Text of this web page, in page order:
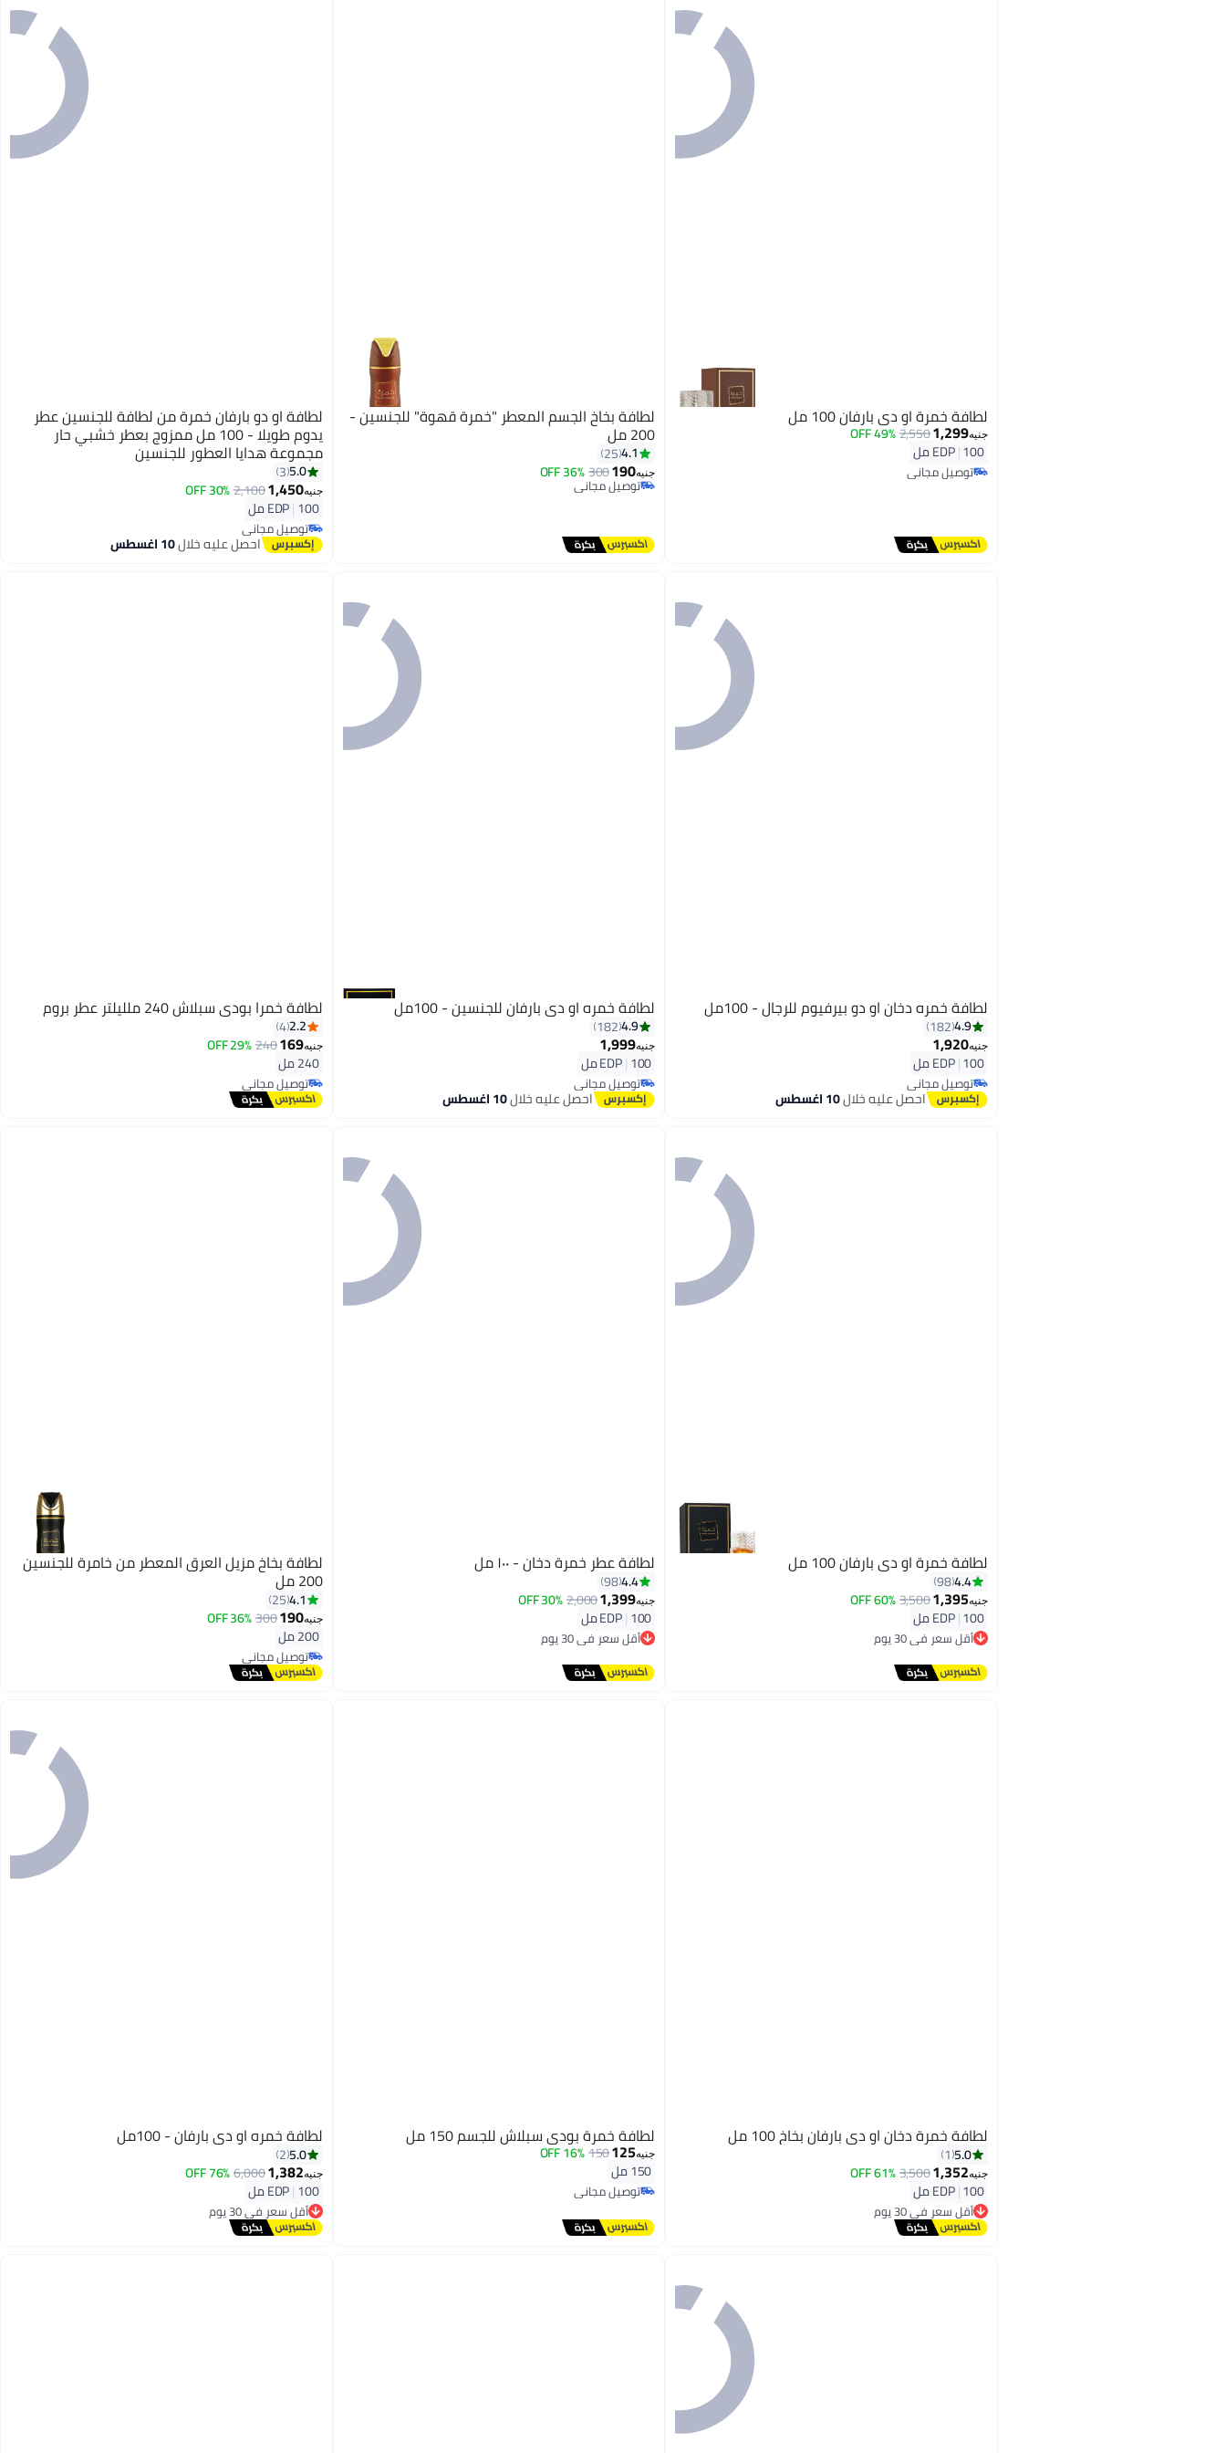
لطافة خمرة او دي بارفان 100 مل
جنيه1,299
2,550
49% OFF
EDP|100 مل
توصيل مجاني
توصيل مجاني
لطافة بخاخ الجسم المعطر "خمرة قهوة" للجنسين -
200 مل
4.1
25
جنيه190
300
36% OFF
توصيل مجاني
توصيل مجاني
لطافة او دو بارفان خمرة من لطافة للجنسين عطر
يدوم طويلا - 100 مل ممزوج بعطر خشبي حار
مجموعة هدايا العطور للجنسين
5.0
3
جنيه1,450
2,100
30% OFF
EDP|100 مل
توصيل مجاني
توصيل مجانياحصل عليه خلال10 اغسطس
لطافة خمره دخان او دو بيرفيوم للرجال - 100مل
4.9
182
جنيه1,920
EDP|100 مل
توصيل مجاني
توصيل مجانياحصل عليه خلال10 اغسطس
لطافة خمره او دي بارفان للجنسين - 100مل
4.9
182
جنيه1,999
EDP|100 مل
توصيل مجاني
توصيل مجانياحصل عليه خلال10 اغسطس
لطافة خمرا بودي سبلاش 240 ملليلتر عطر بروم
2.2
4
جنيه169
240
29% OFF
240 مل
توصيل مجاني
توصيل مجاني
لطافة خمرة او دي بارفان 100 مل
4.4
98
جنيه1,395
3,500
60% OFF
EDP|100 مل
أقل سعر في 30 يوم
توصيل مجاني
أقل سعر في 30 يوم
لطافة عطر خمرة دخان - ١٠٠ مل
4.4
98
جنيه1,399
2,000
30% OFF
EDP|100 مل
أقل سعر في 30 يوم
توصيل مجاني
أقل سعر في 30 يوم
لطافة بخاخ مزيل العرق المعطر من خامرة للجنسين
200 مل
4.1
25
جنيه190
300
36% OFF
200 مل
توصيل مجاني
توصيل مجاني
لطافة خمرة دخان او دي بارفان بخاخ 100 مل
5.0
1
جنيه1,352
3,500
61% OFF
EDP|100 مل
أقل سعر في 30 يوم
توصيل مجاني
أقل سعر في 30 يوم
لطافة خمرة بودي سبلاش للجسم 150 مل
جنيه125
150
16% OFF
150 مل
توصيل مجاني
لطافة خمره او دي بارفان - 100مل
5.0
2
جنيه1,382
6,000
76% OFF
EDP|100 مل
أقل سعر في 30 يوم
توصيل مجاني
أقل سعر في 30 يوم